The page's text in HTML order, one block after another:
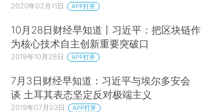
2020年02月11日 APP打开
10月28日财经早知道丨习近平：把区块链作
为核心技术自主创新重要突破口
2019年10月28日 APP打开
7月3日财经早知道：习近平与埃尔多安会
谈 土耳其表态坚定反对极端主义
2019年07月03日 APP打开